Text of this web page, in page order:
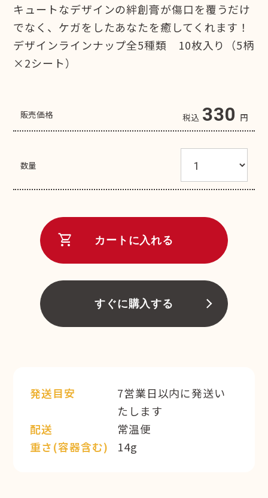
キュートなデザインの絆創膏が傷口を覆うだけ
でなく、ケガをしたあなたを癒してくれます！
デザインラインナップ全5種類 10枚入り（5柄
×2シート）
販売価格 税込 330 円
数量
shopping_cart カートに入れる
すぐに購入する
発送目安
7営業日以内に発送い
たします
配送
常温便
重さ(容器含む)
14g